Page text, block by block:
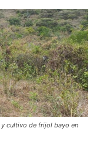
cultivo de frijol bayo en